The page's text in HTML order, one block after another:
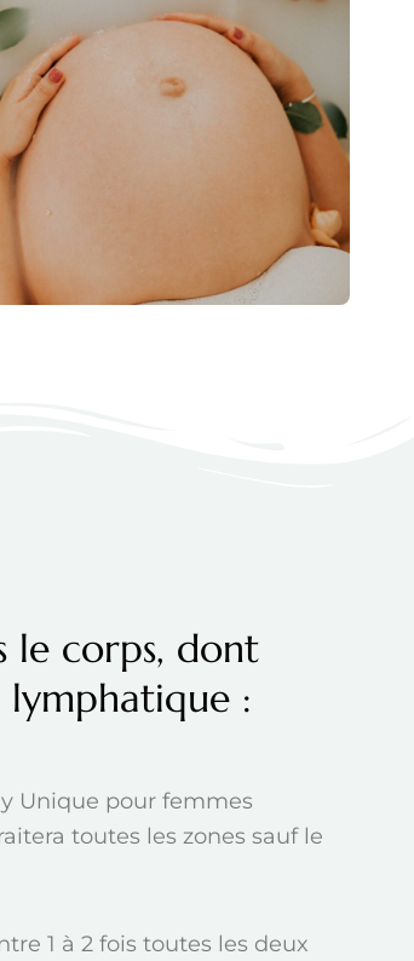
le corps, dont
:
Unique pour femmes
toutes les zones sauf le
1 à 2 fois toutes les deux